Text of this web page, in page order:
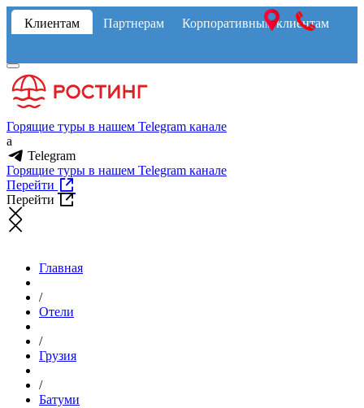
Клиентам Партнерам Корпоративным клиентам
Горящие туры в нашем Telegram канале
a
Telegram
Горящие туры в нашем Telegram канале
Перейти
Перейти
Главная
/
Отели
/
Грузия
/
Батуми